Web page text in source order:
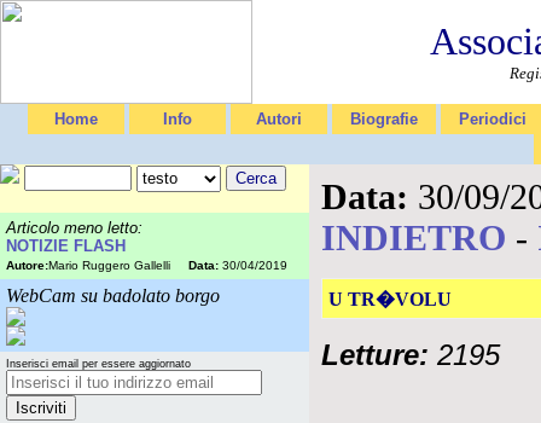
Home Info Autori Biografie Periodici
Articolo meno letto:
NOTIZIE FLASH
Autore:Mario Ruggero Gallelli Data: 30/04/2019
WebCam su badolato borgo
Inserisci email per essere aggiornato
Data: 30/09/
INDIETRO -
U TR�VOLU
Letture: 2195